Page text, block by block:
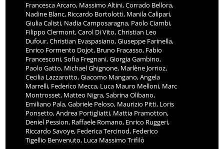
Francesca Arcaro, Massimo Altini, Corrado Bellora,
Nadine Blanc, Riccardo Bortolotti, Manila Calipari,
Giulia Calisti, Nadia Camposaragna, Paolo Ciambi,
Filippo Clermont, Carol Di Vito, Christian Leo
Dufour, Christian Evaspasiano, Giuseppe Farinella,
Enrico Formento Dojot, Bruno Fracasso, Fabio
Francesconi, Sofia Fregnani, Giorgia Gambino,
Paolo Gatto, Michael Ghignone, Marlène Jorrioz,
Cecilia Lazzarotto, Giacomo Mangano, Angela
Marrelli, Federico Mecca, Luca Mauro Melloni, Marc
Montrosset, Matteo Nigra, Sabrina Olibano,
Emiliano Pala, Gabriele Peloso, Maurizio Pitti, Loris
Ponsetto, Andrea Portigliatti, Mattia Pramotton,
Deniel Pession, Raffaele Romano, Enrico Ruggeri,
Riccardo Savoye, Federica Tercinod, Federico
Tigellio Benvenuto, Luca Massimo Trifilò